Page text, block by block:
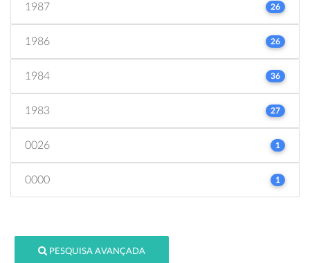
1987 26
1986 26
1984 36
1983 27
0026 1
0000 1
PESQUISA AVANÇADA